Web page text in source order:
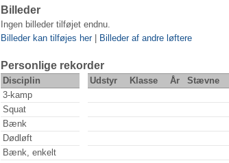
Billeder
Ingen billeder tilføjet endnu.
Billeder kan tilføjes her| Billeder af andre løftere
Personlige rekorder
Disciplin Udstyr Klasse År Stævne
3-kamp
Squat
Bænk
Dødløft
Bænk, enkelt